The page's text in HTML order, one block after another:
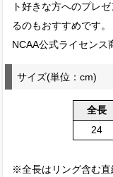
ト好きな方へのプレ
るのもおすすめです。
NCAA公式ライセンス
サイズ(単位：cm)
全長
24
※全長はリング含む直